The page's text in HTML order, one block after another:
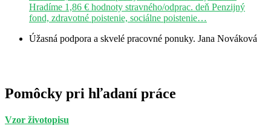
Hradíme 1,86 € hodnoty stravného/odprac. deň Penzijný
fond, zdravotné poistenie, sociálne poistenie…
Úžasná podpora a skvelé pracovné ponuky. Jana Nováková
Pomôcky pri hľadaní práce
Vzor životopisu